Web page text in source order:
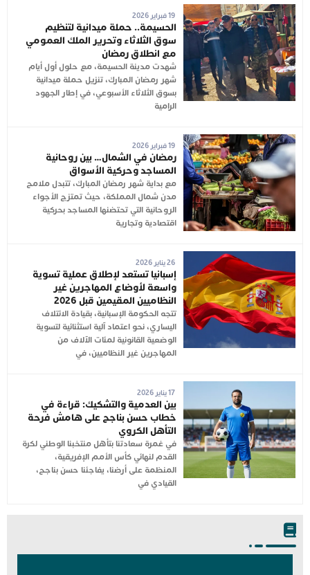
19 فبراير 2026
الحسيمة.. حملة ميدانية لتنظيم
سوق الثلاثاء وتحرير الملك العمومي
مع انطلاق رمضان
شهدت مدينة الحسيمة، مع حلول أول أيام
شهر رمضان المبارك، تنزيل حملة ميدانية
بسوق الثلاثاء الأسبوعي، في إطار الجهود
الرامية
19 فبراير 2026
رمضان في الشمال… بين روحانية
المساجد وحركية الأسواق
مع بداية شهر رمضان المبارك، تتبدل ملامح
مدن شمال المملكة، حيث تمتزج الأجواء
الروحانية التي تحتضنها المساجد بحركية
اقتصادية وتجارية
26 يناير 2026
إسبانيا تستعد لإطلاق عملية تسوية
واسعة لأوضاع المهاجرين غير
النظاميين المقيمين قبل 2026
تتجه الحكومة الإسبانية، بقيادة الائتلاف
اليساري، نحو اعتماد آلية استثنائية لتسوية
الوضعية القانونية لمئات الآلاف من
المهاجرين غير النظاميين، في
17 يناير 2026
بين العدمية والتشكيك: قراءة في
خطاب حسن بناجح على هامش فرحة
التأهل الكروي
في غمرة سعادتنا بتأهل منتخبنا الوطني لكرة
القدم لنهائي كأس الأمم الإفريقية،
المنظمة على أرضنا، يفاجئنا حسن بناجح،
القيادي في